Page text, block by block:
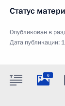
Статус
Опубликован в
Дата публикации:
6